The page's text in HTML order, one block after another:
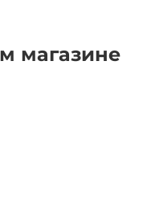
магазине